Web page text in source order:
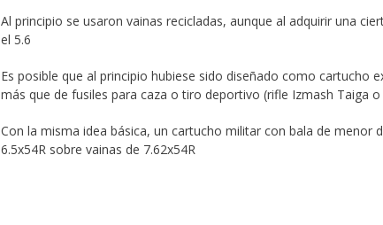
Al principio se usaron vainas recicladas, aunque al adquirir una
el 5.6
Es posible que al principio hubiese sido diseñado como cartucho
más que de fusiles para caza o tiro deportivo (rifle Izmash Taiga
Con la misma idea básica, un cartucho militar con bala de
6.5x54R sobre vainas de 7.62x54R